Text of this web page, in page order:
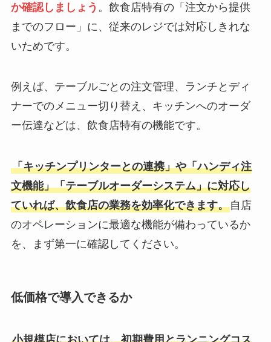
か確認しましょう 。飲食店特有の「注文から提供
までのフロー」に、従来のレジでは対応しきれな
いためです。
例えば、テーブルごとの注文管理、ランチとディ
ナーでのメニュー切り替え、キッチンへのオーダ
ー伝達などは、飲食店特有の機能です。
「キッチンプリンターとの連携」や「ハンディ注
文機能」「テーブルオーダーシステム」に対応し
ていれば、飲食店の業務を効率化できます。自店
のオペレーションに最適な機能が備わっているか
を、まず第一に確認してください。
低価格で導入できるか
小規模店においては、初期費用とランニングコス